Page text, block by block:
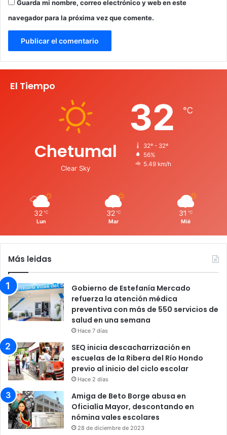
Guarda mi nombre, correo electrónico y web en este
navegador para la próxima vez que comente.
El Tiempo
Chetumal
Clear Sky
32 ℃
32º - 32º
56%
5.49 km/h
32 ℃
Lun
32 ℃
Mar
31 ℃
Mié
Más leidas
Gobierno de Estefanía Mercado
refuerza la atención médica
preventiva con más de 550 servicios de
salud en una semana
Hace 7 días
SEQ inicia descacharrización en
escuelas de la Ribera del Río Hondo
previo al inicio del ciclo escolar
Hace 2 días
Amiga de Beto Borge abusa en
Oficialía Mayor, descontando en
nómina vales escolares
28 de diciembre de 2023